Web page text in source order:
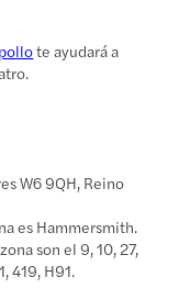
te ayudará a
W6 9QH, Reino
es Hammersmith.
son el 9, 10, 27,
419, H91.